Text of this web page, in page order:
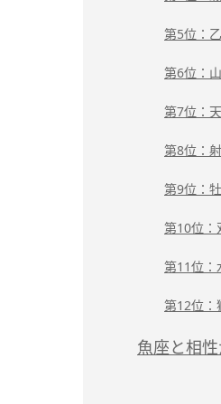
第5位：
第6位：
第7位：
第8位：
第9位：
第10位：
第11位：
第12位：
魚座と相